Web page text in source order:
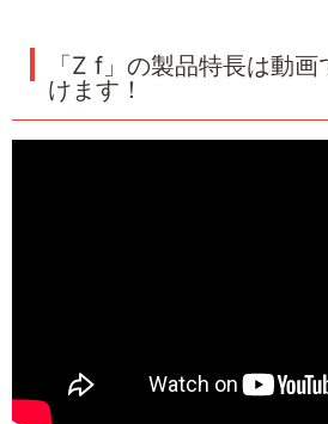
「Z f」の製品特長は動
けます！